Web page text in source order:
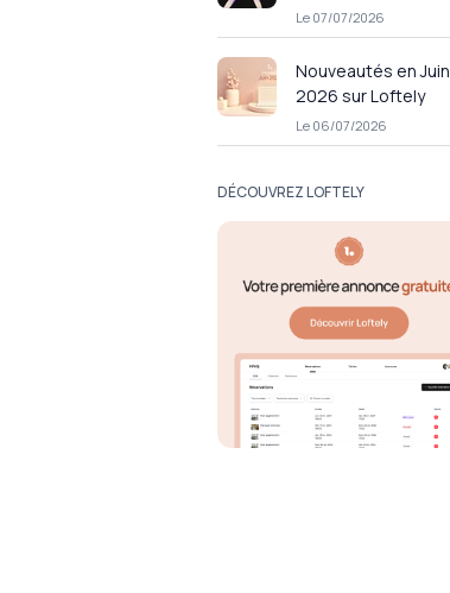
Le 07/07/2026
Nouveautés en Juin
2026 sur Loftely
Le 06/07/2026
DÉCOUVREZ LOFTELY